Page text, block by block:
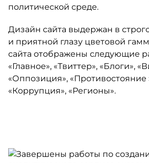
политической среде.
Дизайн сайта выдержан в
и приятной глазу цветовой
сайта отображены следующие
«Главное», «Твиттер», «Блоги»,
«Оппозиция», «Противостояние
«Коррупция», «Регионы».